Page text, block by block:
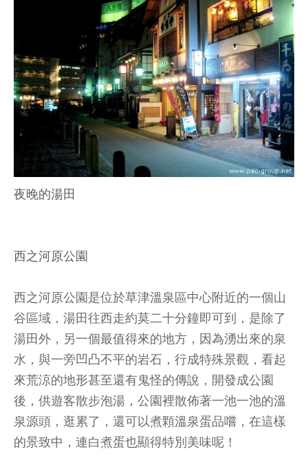
夜晚的湯田
西之河原公園
西之河原公園是位於草津溫泉區中心附近的一個山
谷區域，湯田往西走約莫二十分鐘即可到，是除了
湯田外，另一個最值得來的地方，因為湧出來的泉
水，與一旁凹凸不平的岩石，行成特殊景觀，看起
來荒涼的地形甚至還有鬼怪的傳說，開發成公園
後，供遊客散步泡湯，公園裡散佈著一池一池的溫
泉源頭，逛累了，還可以煮顆溫泉蛋品嚐，在這樣
的景致中，連白煮蛋也顯得特別美味呢！